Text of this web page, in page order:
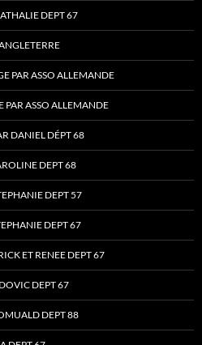
DEPT 67
PAR ASSO ALLEMANDE
PAR ASSO ALLEMANDE
DANIEL DÉPT 68
DEPT 68
DEPT 57
DEPT 67
ET RENEE DEPT 67
DEPT 67
DEPT 88